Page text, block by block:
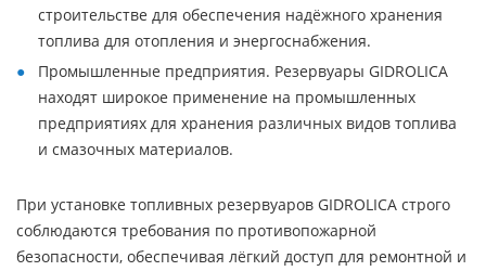
строительстве для обеспечения надёжного хранения
топлива для отопления и энергоснабжения.
Промышленные предприятия. Резервуары GIDROLICA
находят широкое применение на промышленных
предприятиях для хранения различных видов топлива
и смазочных материалов.
При установке топливных резервуаров GIDROLICA строго
соблюдаются требования по противопожарной
безопасности, обеспечивая лёгкий доступ для ремонтной и